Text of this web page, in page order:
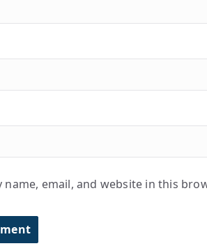
name, email, and website in this